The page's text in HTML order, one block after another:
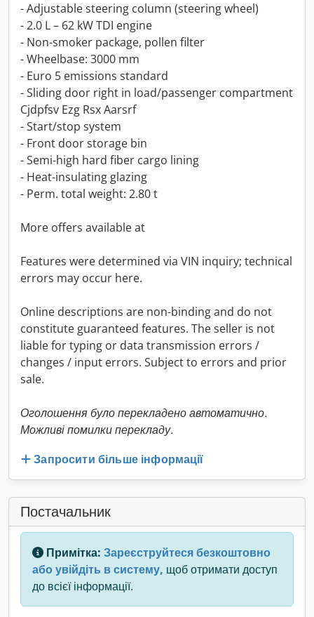
- Adjustable steering column (steering wheel)
- 2.0 L – 62 kW TDI engine
- Non-smoker package, pollen filter
- Wheelbase: 3000 mm
- Euro 5 emissions standard
- Sliding door right in load/passenger compartment
Cjdpfsv Ezg Rsx Aarsrf
- Start/stop system
- Front door storage bin
- Semi-high hard fiber cargo lining
- Heat-insulating glazing
- Perm. total weight: 2.80 t
More offers available at
Features were determined via VIN inquiry; technical
errors may occur here.
Online descriptions are non-binding and do not
constitute guaranteed features. The seller is not
liable for typing or data transmission errors /
changes / input errors. Subject to errors and prior
sale.
Оголошення було перекладено автоматично.
Можливі помилки перекладу.
Запросити більше інформації
Постачальник
Примітка: Зареєструйтеся безкоштовно
або увійдіть в систему, щоб отримати доступ
до всієї інформації.